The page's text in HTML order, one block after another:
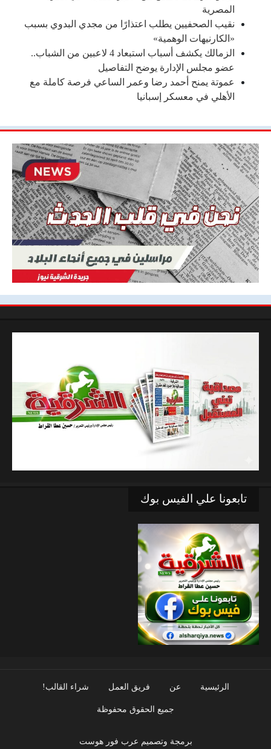
المصرية
نقيب الصحفيين يطلب اعتذارًا من مجدي البدوي بسبب
«الكارنيهات الوهمية»
الزمالك يكشف أسباب استبعاد 4 لاعبين من الشباب..
عضو مجلس الإدارة يوضح التفاصيل
عموتة يمنح أحمد رضا وعمر الساعي فرصة كاملة مع
الأهلي في معسكر إسبانيا
تابعونا علي الفيس بوك
الرئيسية عن فريق العمل شراء القالب!
جميع الحقوق محفوظة
برمجة وتصميم عرب فور هوست